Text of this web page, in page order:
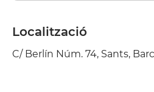
Localització
C/ Berlín Núm. 74, Sants,